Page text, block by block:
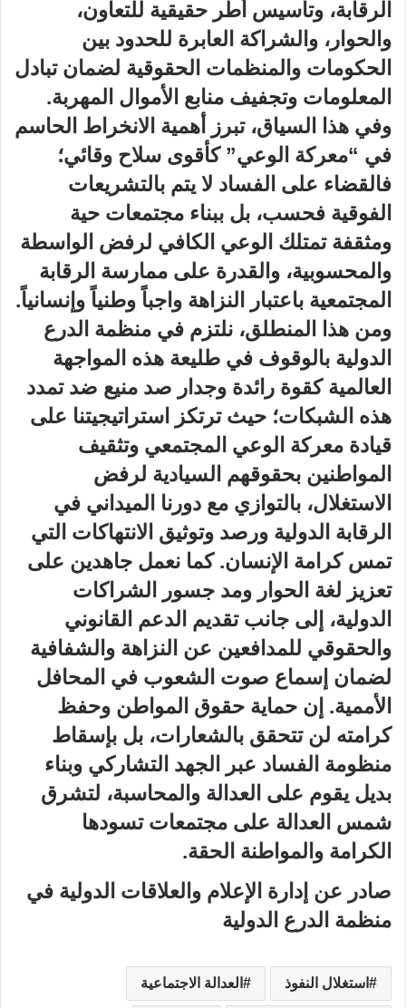
الرقابة، وتأسيس أطر حقيقية للتعاون،
والحوار، والشراكة العابرة للحدود بين
الحكومات والمنظمات الحقوقية لضمان تبادل
المعلومات وتجفيف منابع الأموال المهربة.
وفي هذا السياق، تبرز أهمية الانخراط الحاسم
في “معركة الوعي” كأقوى سلاح وقائي؛
فالقضاء على الفساد لا يتم بالتشريعات
الفوقية فحسب، بل ببناء مجتمعات حية
ومثقفة تمتلك الوعي الكافي لرفض الواسطة
والمحسوبية، والقدرة على ممارسة الرقابة
المجتمعية باعتبار النزاهة واجباً وطنياً وإنسانياً.
​ومن هذا المنطلق، نلتزم في منظمة الدرع
الدولية بالوقوف في طليعة هذه المواجهة
العالمية كقوة رائدة وجدار صد منيع ضد تمدد
هذه الشبكات؛ حيث ترتكز استراتيجيتنا على
قيادة معركة الوعي المجتمعي وتثقيف
المواطنين بحقوقهم السيادية لرفض
الاستغلال، بالتوازي مع دورنا الميداني في
الرقابة الدولية ورصد وتوثيق الانتهاكات التي
تمس كرامة الإنسان. كما نعمل جاهدين على
تعزيز لغة الحوار ومد جسور الشراكات
الدولية، إلى جانب تقديم الدعم القانوني
والحقوقي للمدافعين عن النزاهة والشفافية
لضمان إسماع صوت الشعوب في المحافل
الأممية. إن حماية حقوق المواطن وحفظ
كرامته لن تتحقق بالشعارات، بل بإسقاط
منظومة الفساد عبر الجهد التشاركي وبناء
بديل يقوم على العدالة والمحاسبة، لتشرق
شمس العدالة على مجتمعات تسودها
الكرامة والمواطنة الحقة.
​صادر عن إدارة الإعلام والعلاقات الدولية في
منظمة الدرع الدولية
استغلال النفوذ العدالة الاجتماعية